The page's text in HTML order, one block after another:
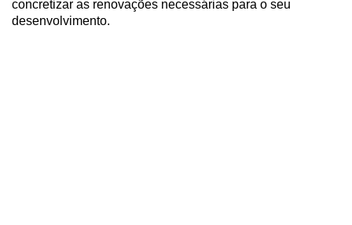
concretizar as renovações necessárias para o seu
desenvolvimento.